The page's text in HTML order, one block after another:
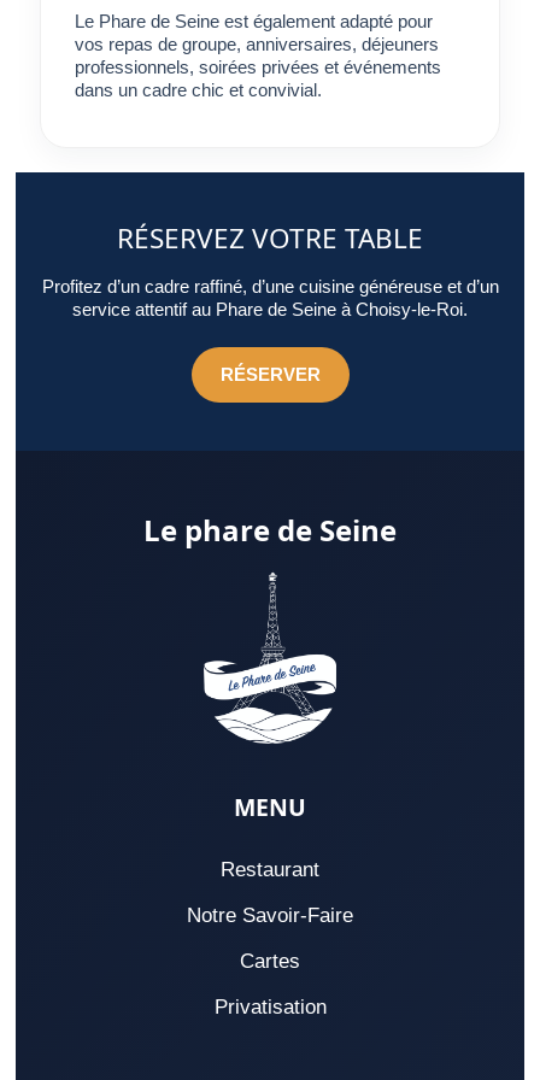
Le Phare de Seine est également adapté pour
vos repas de groupe, anniversaires, déjeuners
professionnels, soirées privées et événements
dans un cadre chic et convivial.
RÉSERVEZ VOTRE TABLE
Profitez d’un cadre raffiné, d’une cuisine généreuse et d’un
service attentif au Phare de Seine à Choisy-le-Roi.
RÉSERVER
Le phare de Seine
MENU
Restaurant
Notre Savoir-Faire
Cartes
Privatisation